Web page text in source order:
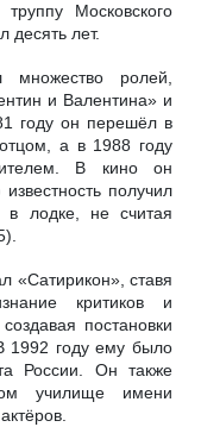
Московского
десять лет.
множество ролей,
и Валентина» и
году он перешёл в
а в 1988 году
В кино он
получил
лодке, не считая
«Сатирикон», ставя
критиков и
постановки
1992 году ему было
России. Он также
училище имени